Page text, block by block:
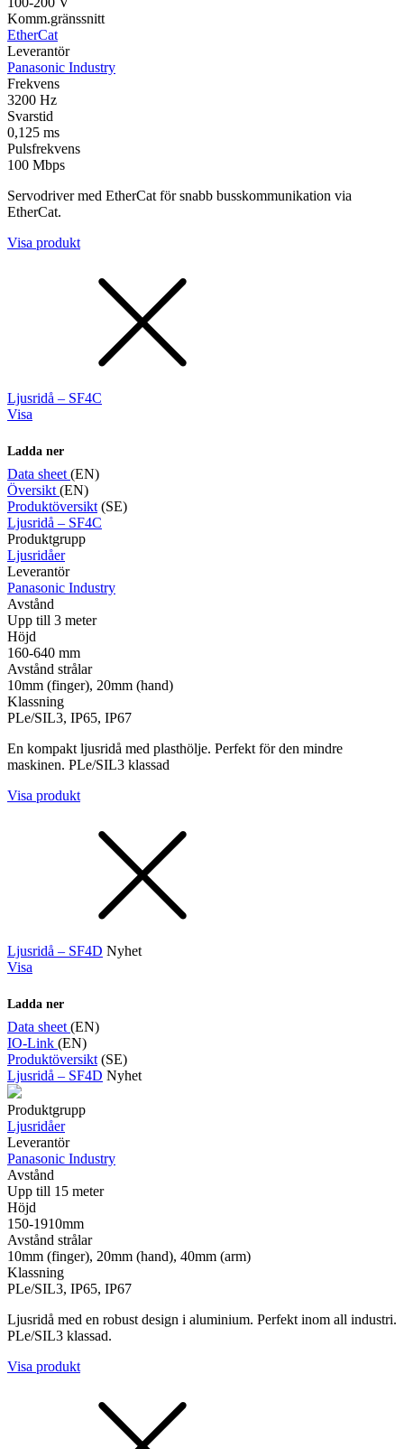
Komm.gränssnitt
EtherCat
Leverantör
Panasonic Industry
Frekvens
3200 Hz
Svarstid
0,125 ms
Pulsfrekvens
100 Mbps
Servodriver med EtherCat för snabb busskommunikation via
EtherCat.
Visa produkt
Ljusridå – SF4C
Visa
Ladda ner
Data sheet (EN)
Översikt (EN)
Produktöversikt (SE)
Ljusridå – SF4C
Produktgrupp
Ljusridåer
Leverantör
Panasonic Industry
Avstånd
Upp till 3 meter
Höjd
160-640 mm
Avstånd strålar
10mm (finger), 20mm (hand)
Klassning
PLe/SIL3, IP65, IP67
En kompakt ljusridå med plasthölje. Perfekt för den mindre
maskinen. PLe/SIL3 klassad
Visa produkt
Ljusridå – SF4D Nyhet
Visa
Ladda ner
Data sheet (EN)
IO-Link (EN)
Produktöversikt (SE)
Ljusridå – SF4D Nyhet
Produktgrupp
Ljusridåer
Leverantör
Panasonic Industry
Avstånd
Upp till 15 meter
Höjd
150-1910mm
Avstånd strålar
10mm (finger), 20mm (hand), 40mm (arm)
Klassning
PLe/SIL3, IP65, IP67
Ljusridå med en robust design i aluminium. Perfekt inom all industri.
PLe/SIL3 klassad.
Visa produkt